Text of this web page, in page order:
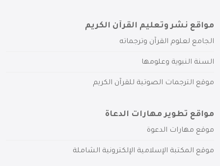
مواقع نشر وتعليم القرآن الكريم
الجامع لعلوم القرآن وترجماته
السنة النبوية وعلومها
موقع الترجمات الصوتية للقرآن الكريم
مواقع تطوير مهارات الدعاة
موقع مهارات الدعوة
موقع المكتبة الإسلامية الإلكترونية الشاملة